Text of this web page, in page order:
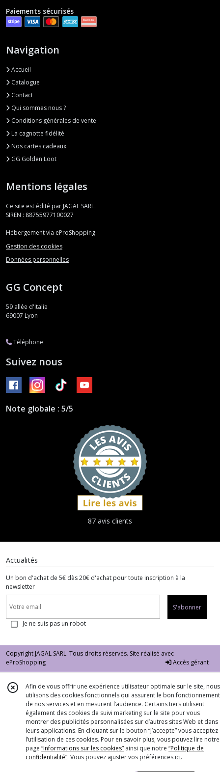
Paiements sécurisés
Navigation
Accueil
Catalogue
Contact
Qui sommes nous ?
Conditions générales de vente
La cagnotte fidélité
Nos cartes cadeaux
GG Golden Loot
Mentions légales
Ce site est édité par JAGAL SARL.
SIREN : 88755977100027
Hébergement via eProShopping
Gestion des cookies
Données personnelles
GG Concept
59 allée d'Italie
69007 Lyon
Téléphone
Suivez nous
Note globale : 5/5
87 avis clients
Actualités
Un bon d'achat de 5€ dès 20€ d'achat pour toute inscription à la
newsletter
S'abonner
Je ne suis pas un robot
Copyright JAGAL SARL. Tous droits réservés. Site réalisé avec
eProShopping
Accès gérant
Afin de vous offrir une expérience utilisateur optimale sur le site, nous
utilisons des cookies fonctionnels qui assurent le bon fonctionnement
de nos services et en mesurent l’audience. Certains tiers utilisent
également des cookies de suivi marketing sur le site pour vous
montrer des publicités personnalisées sur d’autres sites Web et dans
leurs applications. En cliquant sur le bouton “J’accepte” vous acceptez
l’utilisation de ces cookies. Pour en savoir plus, vous pouvez lire notre
page “Informations sur les cookies” ainsi que notre “Politique de
confidentialité“. Vous pouvez ajuster vos préférences ici.